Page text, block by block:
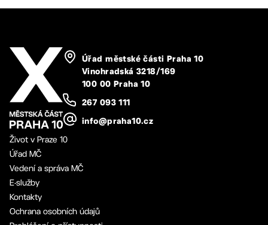
Úřad městské části Praha 10
Vinohradská 3218/169
100 00 Praha 10
267 093 111
info@praha10.cz
Život v Praze 10
Úřad MČ
Vedení a správa MČ
E-služby
Kontakty
Ochrana osobních údajů